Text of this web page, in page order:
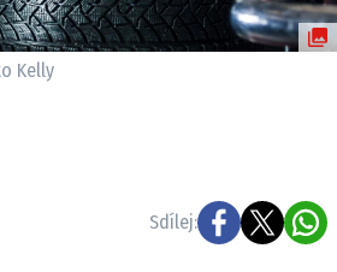
ELEKTRO
Kelly
Sdílej: